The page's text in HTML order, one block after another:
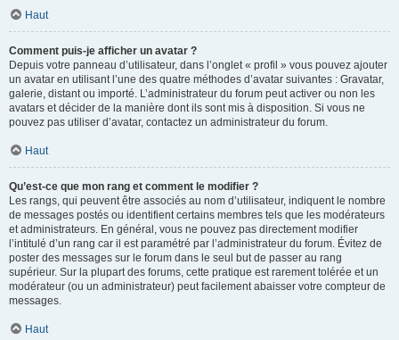
Haut
Comment puis-je afficher un avatar ?
Depuis votre panneau d’utilisateur, dans l’onglet « profil » vous pouvez ajouter
un avatar en utilisant l’une des quatre méthodes d’avatar suivantes : Gravatar,
galerie, distant ou importé. L’administrateur du forum peut activer ou non les
avatars et décider de la manière dont ils sont mis à disposition. Si vous ne
pouvez pas utiliser d’avatar, contactez un administrateur du forum.
Haut
Qu’est-ce que mon rang et comment le modifier ?
Les rangs, qui peuvent être associés au nom d’utilisateur, indiquent le nombre
de messages postés ou identifient certains membres tels que les modérateurs
et administrateurs. En général, vous ne pouvez pas directement modifier
l’intitulé d’un rang car il est paramétré par l’administrateur du forum. Évitez de
poster des messages sur le forum dans le seul but de passer au rang
supérieur. Sur la plupart des forums, cette pratique est rarement tolérée et un
modérateur (ou un administrateur) peut facilement abaisser votre compteur de
messages.
Haut